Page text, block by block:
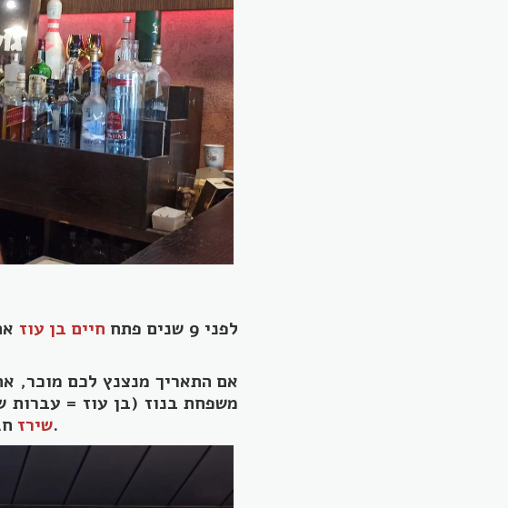
לפני 9 שנים פתח חיים בן עוז
אם התאריך מנצנץ לכם מוכר,
משפחת בנוז (בן עוז = עברות
שירזחגגה אז את הבת מצווה שלה, וזה היה ארוע הפתיחה של המקום.